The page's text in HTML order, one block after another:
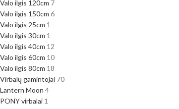
Valo ilgis 120cm 7
Valo ilgis 150cm 6
Valo ilgis 25cm 1
Valo ilgis 30cm 1
Valo ilgis 40cm 12
Valo ilgis 60cm 10
Valo ilgis 80cm 18
Virbalų gamintojai 70
Lantern Moon 4
PONY virbalai 1